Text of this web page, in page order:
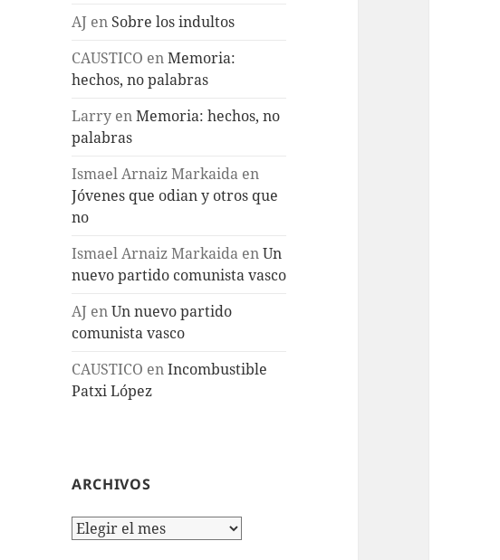
AJ en Sobre los indultos
CAUSTICO enMemoria:
hechos, no palabras
Larry enMemoria: hechos, no
palabras
Ismael Arnaiz Markaida en
Jóvenes que odian y otros que
no
Ismael Arnaiz Markaida enUn
nuevo partido comunista vasco
AJ enUn nuevo partido
comunista vasco
CAUSTICO enIncombustible
Patxi López
ARCHIVOS
Archivos